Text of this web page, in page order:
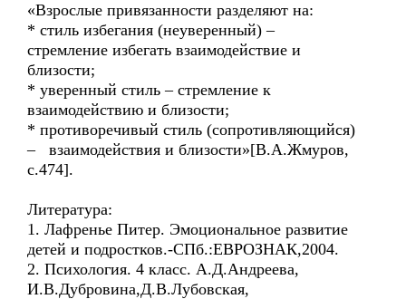
«Взрослые привязанности разделяют на:
* стиль избегания (неуверенный) –
стремление избегать взаимодействие и
близости;
* уверенный стиль – стремление к
взаимодействию и близости;
* противоречивый стиль (сопротивляющийся)
– взаимодействия и близости»[В.А.Жмуров,
с.474].
Литература:
1. Лафренье Питер. Эмоциональное развитие
детей и подростков.-СПб.:ЕВРОЗНАК,2004.
2. Психология. 4 класс. А.Д.Андреева,
И.В.Дубровина,Д.В.Лубовская,